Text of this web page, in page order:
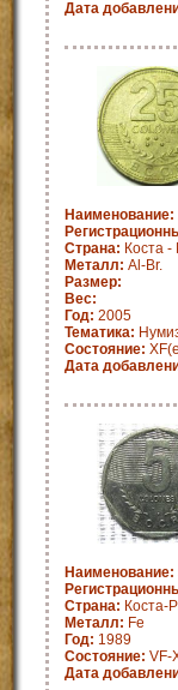
Дата
Наименование:
Страна: Коста -
Металл: Al-Br.
Размер:
Вес:
Год: 2005
Тематика:
Состояние:
Дата
Наименование:
Страна: Коста-
Металл: Fe
Год: 1989
Состояние: VF-
Дата